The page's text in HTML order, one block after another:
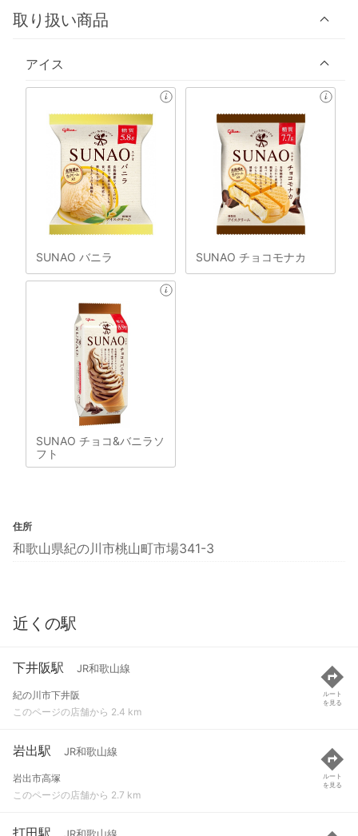
取り扱い商品
アイス
SUNAO バニラ SUNAO チョコモナカ
SUNAO チョコ&バニラソ
フト
住所
和歌山県紀の川市桃山町市場341-3
近くの駅
下井阪駅 JR和歌山線
紀の川市下井阪
このページの店舗から 2.4 km
ルート
を見る
岩出駅 JR和歌山線
岩出市高塚
このページの店舗から 2.7 km
ルート
を見る
打田駅